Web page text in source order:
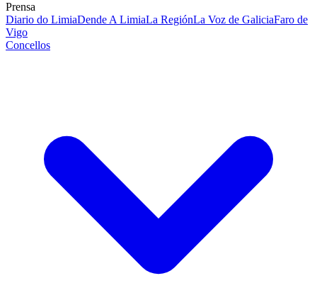
Prensa
Diario do LimiaDende A LimiaLa RegiónLa Voz de GaliciaFaro de
Vigo
Concellos